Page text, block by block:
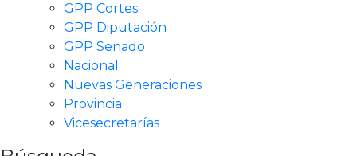
GPP Cortes
GPP Diputación
GPP Senado
Nacional
Nuevas Generaciones
Provincia
Vicesecretarías